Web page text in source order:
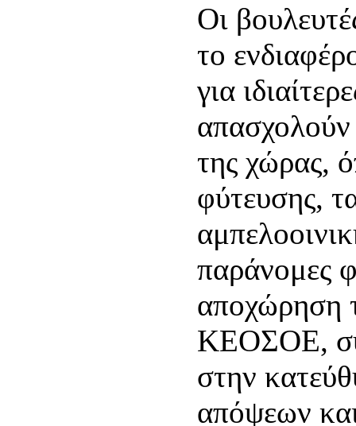
Οι
το
για
απασχολούν
της χώρας,
φύτευσης,
παράνομες
αποχώρηση
ΚΕΟΣΟΕ,
στην
απόψεων